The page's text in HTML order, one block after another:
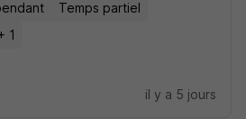
Temps partiel
1
il y a 5 jours